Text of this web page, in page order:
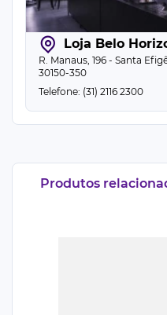
Loja Belo
R. Manaus, 196 - Santa
30150-350
Telefone: (31) 2116 2300
Produtos